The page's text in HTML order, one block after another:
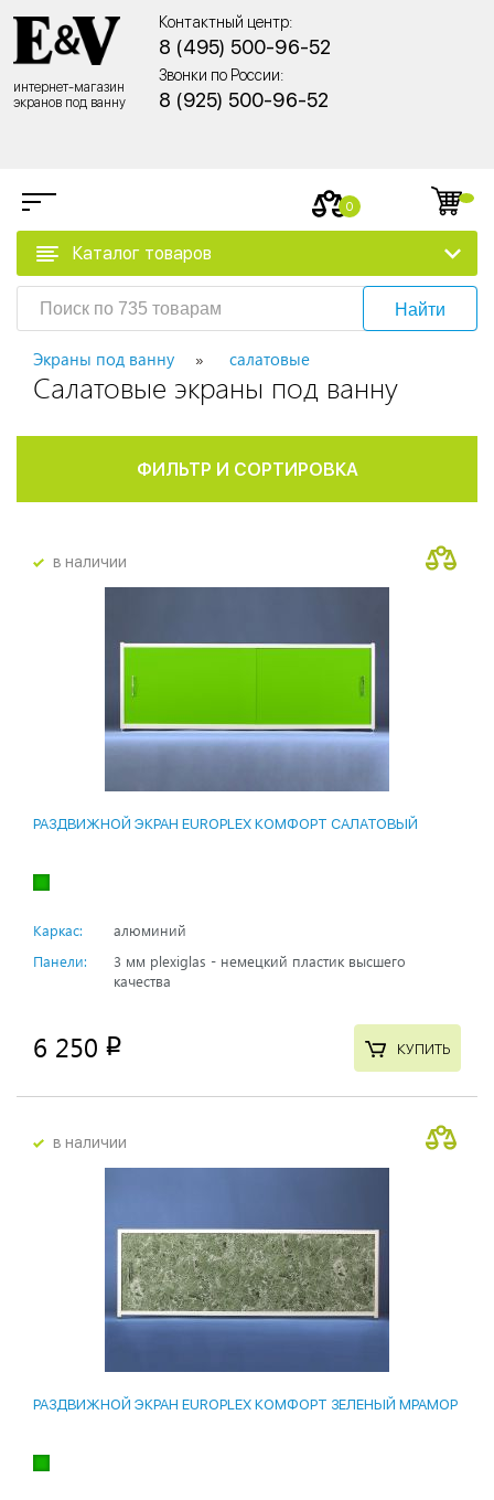
интернет-магазин
экранов под ванну
Контактный центр:
8 (495) 500-96-52
Звонки по России:
8 (925) 500-96-52
0
Каталог товаров
Найти
Экраны под ванну салатовые
Салатовые экраны под ванну
ФИЛЬТР И СОРТИРОВКА
в наличии
РАЗДВИЖНОЙ ЭКРАН EUROPLEX КОМФОРТ САЛАТОВЫЙ
Каркас:
алюминий
Панели:
3 мм plexiglas - немецкий пластик высшего
качества
6 250 p КУПИТЬ
в наличии
РАЗДВИЖНОЙ ЭКРАН EUROPLEX КОМФОРТ ЗЕЛЕНЫЙ МРАМОР